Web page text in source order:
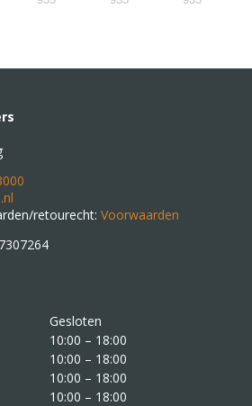
retourecht: Voorwaarden
Gesloten
10:00 – 18:00
10:00 – 18:00
10:00 – 18:00
10:00 – 18:00